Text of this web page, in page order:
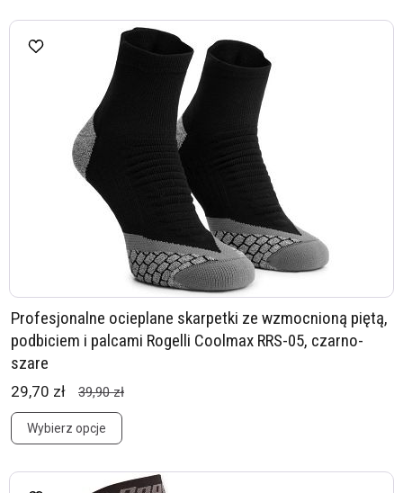
Profesjonalne ocieplane skarpetki ze wzmocnioną piętą,
podbiciem i palcami Rogelli Coolmax RRS-05, czarno-
szare
29,70 zł 39,90 zł
Wybierz opcje